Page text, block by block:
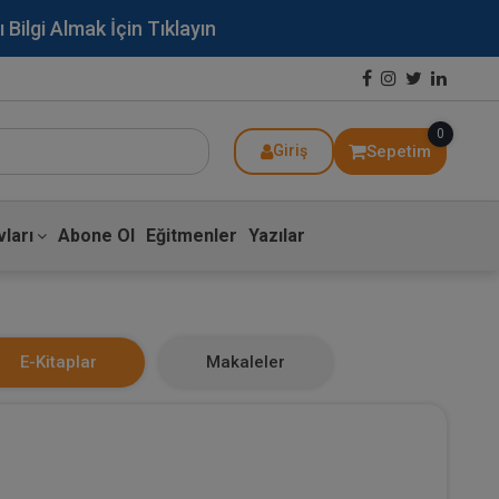
Almak İçin Tıklayın
Giriş Sepetim
0
Abone Ol Eğitmenler Yazılar
E-Kitaplar Makaleler